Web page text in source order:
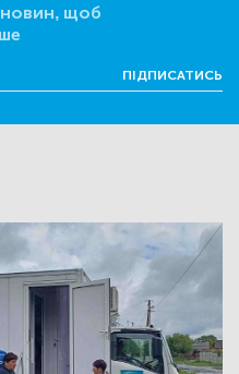
новин, щоб
ПІДПИСАТИСЬ